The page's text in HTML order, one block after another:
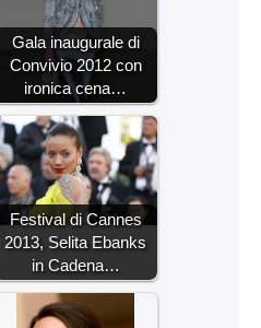
Gala inaugurale di
Convivio 2012 con
ironica cena…
Festival di Cannes
2013, Selita Ebanks
in Cadena…